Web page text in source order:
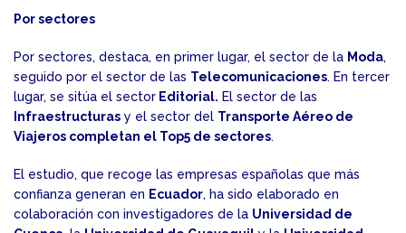
Por sectores
Por sectores, destaca, en primer lugar, el sector de la Moda,
seguido por el sector de las Telecomunicaciones. En tercer
lugar, se sitúa el sector Editorial. El sector de las
Infraestructuras y el sector del Transporte Aéreo de
Viajeros completan el Top5 de sectores.
El estudio, que recoge las empresas españolas que más
confianza generan en Ecuador, ha sido elaborado en
colaboración con investigadores de la Universidad de